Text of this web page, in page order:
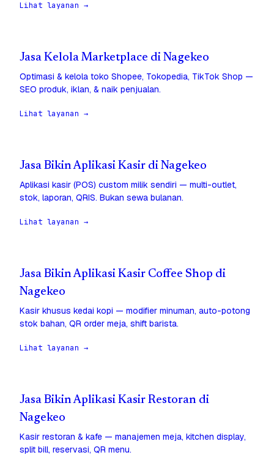
Lihat layanan →
Jasa Kelola Marketplace di Nagekeo
Optimasi & kelola toko Shopee, Tokopedia, TikTok Shop —
SEO produk, iklan, & naik penjualan.
Lihat layanan →
Jasa Bikin Aplikasi Kasir di Nagekeo
Aplikasi kasir (POS) custom milik sendiri — multi-outlet,
stok, laporan, QRIS. Bukan sewa bulanan.
Lihat layanan →
Jasa Bikin Aplikasi Kasir Coffee Shop di
Nagekeo
Kasir khusus kedai kopi — modifier minuman, auto-potong
stok bahan, QR order meja, shift barista.
Lihat layanan →
Jasa Bikin Aplikasi Kasir Restoran di
Nagekeo
Kasir restoran & kafe — manajemen meja, kitchen display,
split bill, reservasi, QR menu.